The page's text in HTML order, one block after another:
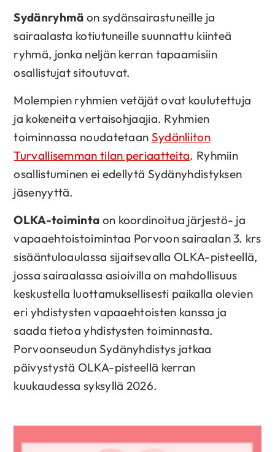
Sydänryhmä on sydänsairastuneille ja
sairaalasta kotiutuneille suunnattu kiinteä
ryhmä, jonka neljän kerran tapaamisiin
osallistujat sitoutuvat.
Molempien ryhmien vetäjät ovat koulutettuja
ja kokeneita vertaisohjaajia. Ryhmien
toiminnassa noudatetaan Sydänliiton
Turvallisemman tilan periaatteita. Ryhmiin
osallistuminen ei edellytä Sydänyhdistyksen
jäsenyyttä.
OLKA-toiminta on koordinoitua järjestö- ja
vapaaehtoistoimintaa Porvoon sairaalan 3. krs
sisääntuloaulassa sijaitsevalla OLKA-pisteellä,
jossa sairaalassa asioivilla on mahdollisuus
keskustella luottamuksellisesti paikalla olevien
eri yhdistysten vapaaehtoisten kanssa ja
saada tietoa yhdistysten toiminnasta.
Porvoonseudun Sydänyhdistys jatkaa
päivystystä OLKA-pisteellä kerran
kuukaudessa syksyllä 2026.